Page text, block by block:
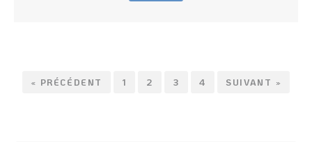
« PRÉCÉDENT 1 2 3 4 SUIVANT »